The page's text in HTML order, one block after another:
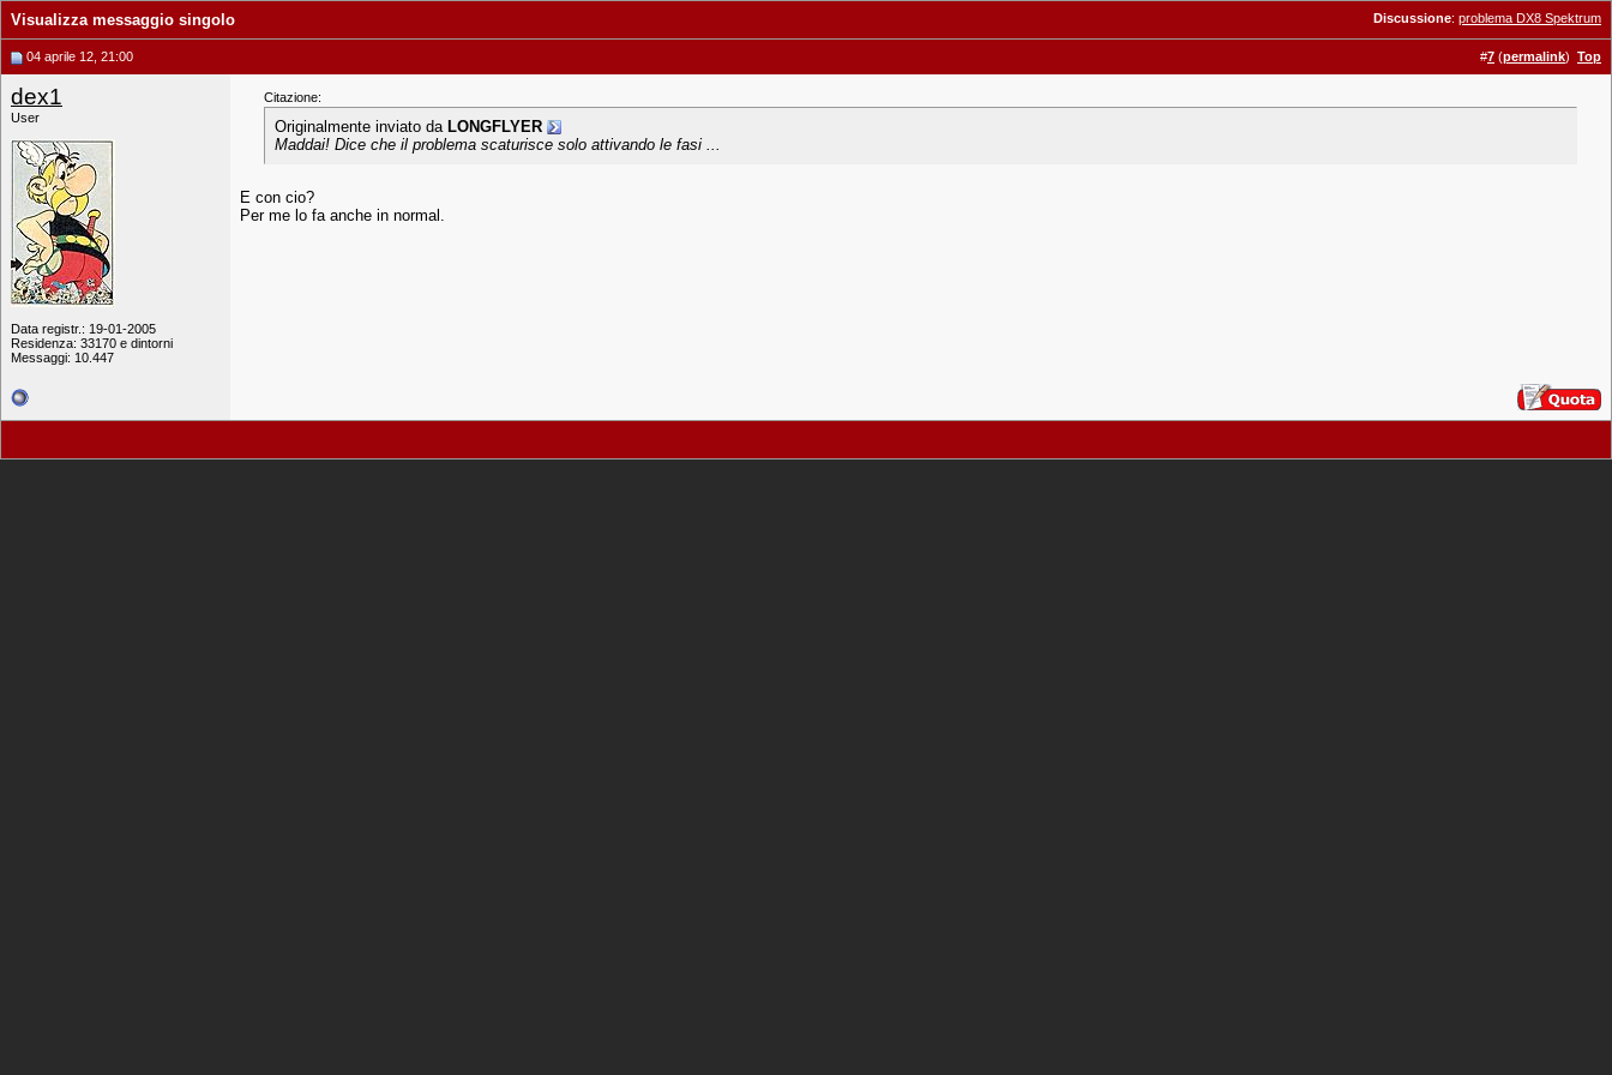
Discussione: problema DX8 Spektrum
Visualizza messaggio singolo
04 aprile 12, 21:00 #7 (permalink) Top
dex1
User
Data registr.: 19-01-2005
Residenza: 33170 e dintorni
Messaggi: 10.447
Citazione:
Originalmente inviato da LONGFLYER
Maddai! Dice che il problema scaturisce solo attivando le fasi ...
E con cio?
Per me lo fa anche in normal.